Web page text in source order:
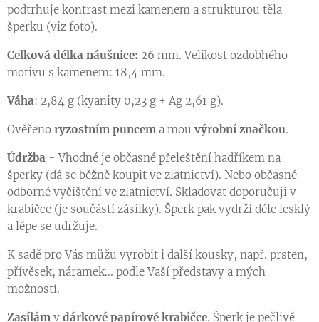
podtrhuje kontrast mezi kamenem a strukturou těla
šperku (viz foto).
Celková délka náušnice: 26 mm. Velikost ozdobhého
motivu s kamenem: 18,4 mm.
Váha: 2,84 g (kyanity 0,23 g + Ag 2,61 g).
Ověřeno ryzostním puncem a mou výrobní značkou.
Údržba - Vhodné je občasné přeleštění hadříkem na
šperky (dá se běžně koupit ve zlatnictví). Nebo občasné
odborné vyčištění ve zlatnictví. Skladovat doporučuji v
krabičce (je součástí zásilky). Šperk pak vydrží déle lesklý
a lépe se udržuje.
K sadě pro Vás můžu vyrobit i další kousky, např. prsten,
přívěsek, náramek... podle Vaší představy a mých
možností.
Zasílám v dárkové papírové krabičce. Šperk je pečlivě